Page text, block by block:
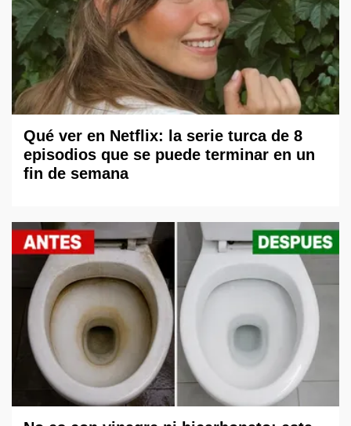
Qué ver en Netflix: la serie turca de 8
episodios que se puede terminar en un
fin de semana